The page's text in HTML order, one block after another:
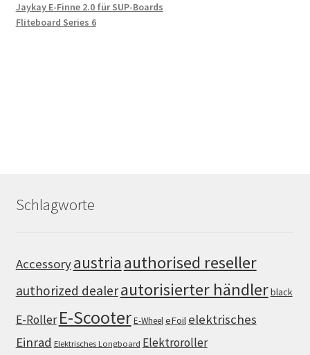
Jaykay E-Finne 2.0 für SUP-Boards
Fliteboard Series 6
Schlagworte
Accessoryaustria authorised reseller
authorized dealerautorisierter händlerblack
E-Roller E-ScooterE-WheeleFoil elektrisches
Einrad Elektrisches Longboard Elektroroller